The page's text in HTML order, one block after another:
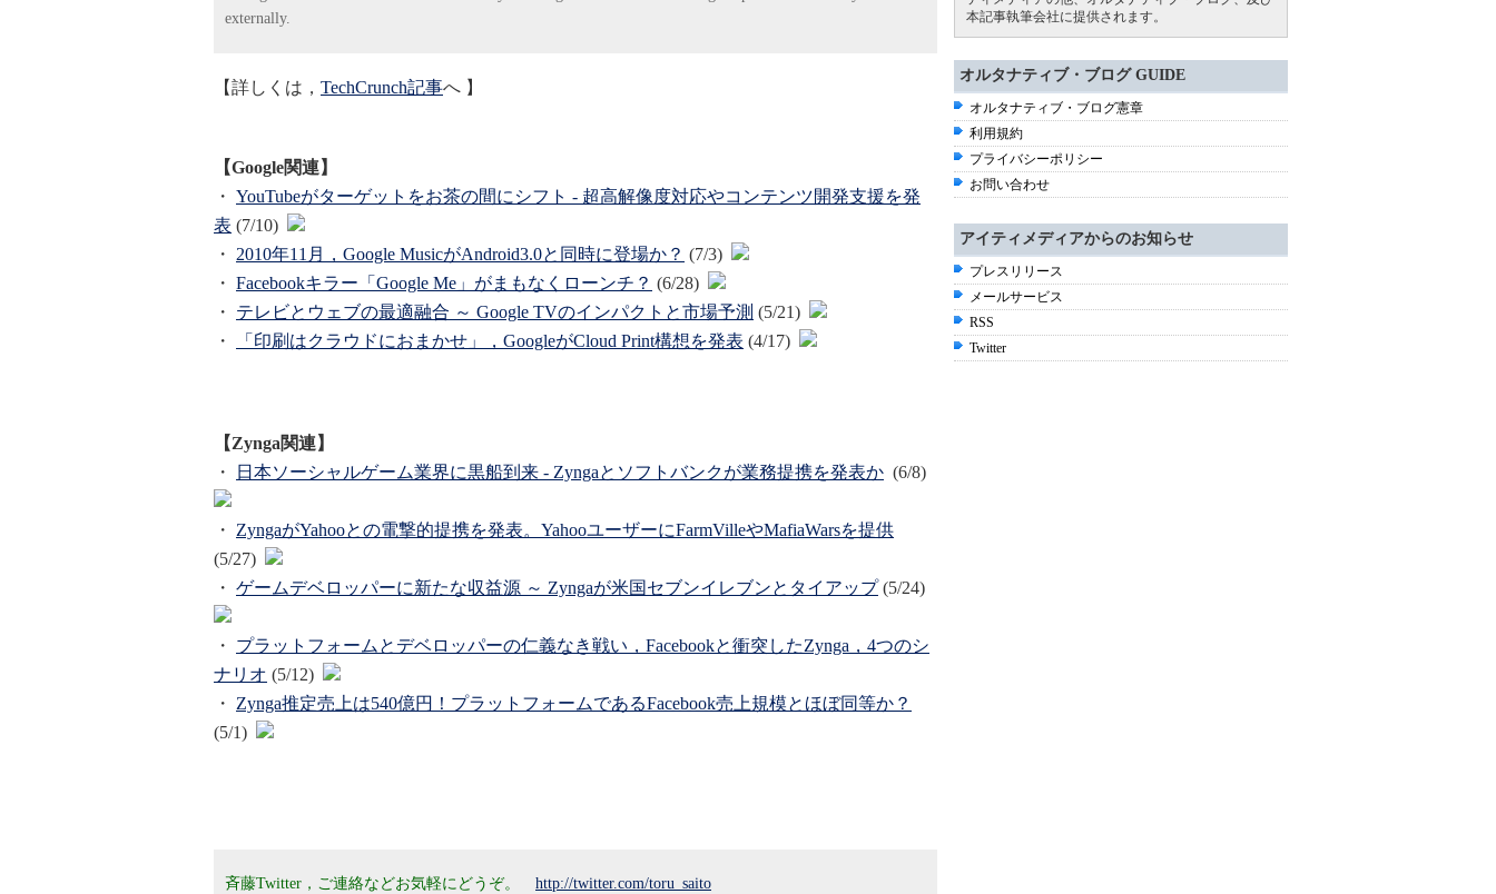
externally.
【詳しくは， TechCrunch記事へ 】
【Google関連】
・ YouTubeがターゲットをお茶の間にシフト - 超高解像度対応やコンテンツ開発支援を発
表 (7/10)
・ 2010年11月，Google MusicがAndroid3.0と同時に登場か？ (7/3)
・ Facebookキラー「Google Me」がまもなくローンチ？ (6/28)
・ テレビとウェブの最適融合 ～ Google TVのインパクトと市場予測 (5/21)
・
「印刷はクラウドにおまかせ」，GoogleがCloud Print構想を発表 (4/17)
【Zynga関連】
・
日本ソーシャルゲーム業界に黒船到来 - Zyngaとソフトバンクが業務提携を発表か (6/8)
・ ZyngaがYahooとの電撃的提携を発表。YahooユーザーにFarmVilleやMafiaWarsを提供
(5/27)
・ ゲームデベロッパーに新たな収益源 ～ Zyngaが米国セブンイレブンとタイアップ(5/24)
・ プラットフォームとデベロッパーの仁義なき戦い，Facebookと衝突したZynga，4つのシ
ナリオ (5/12)
・ Zynga推定売上は540億円！プラットフォームであるFacebook売上規模とほぼ同等か？
(5/1)
斉藤Twitter，ご連絡などお気軽にどうぞ。 http://twitter.com/toru_saito
本記事執筆会社に提供されます。
オルタナティブ・ブログ GUIDE
オルタナティブ・ブログ憲章
利用規約
プライバシーポリシー
お問い合わせ
アイティメディアからのお知らせ
プレスリリース
メールサービス
RSS
Twitter